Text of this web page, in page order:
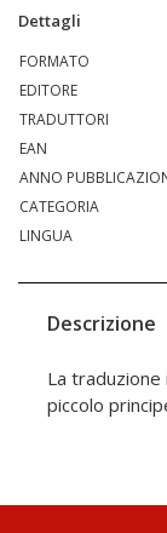
Dettagli
FORMATO
EDITORE
TRADUTTORI
EAN
ANNO
CATEGORIA
LINGUA
Descrizione
La
piccolo